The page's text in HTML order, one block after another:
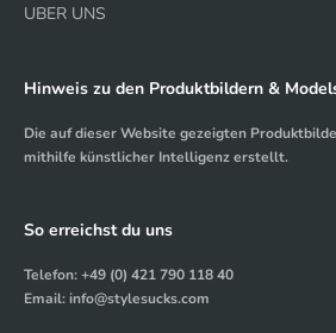
UBER UNS
Hinweis zu den Produktbildern &
Die auf dieser Website gezeigten
mithilfe künstlicher Intelligenz erstellt.
So erreichst du uns
Telefon: +49 (0) 421 790 118 40
Email: info@stylesucks.com